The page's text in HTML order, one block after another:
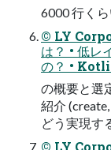
6000 ⾏く
© LY
は？ • 低レ
の？ •
の概要と選
紹介
どう実現す
© LY